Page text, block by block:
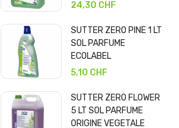
24,30 CHF
SUTTER ZERO PINE 1 LT
SOL PARFUME
ECOLABEL
5,10 CHF
SUTTER ZERO FLOWER
5 LT SOL PARFUME
ORIGINE VEGETALE